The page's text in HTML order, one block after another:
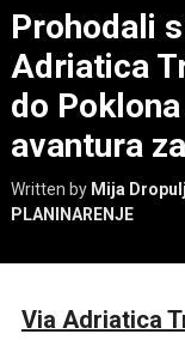
Prohodali
Adriatica
do
avantura
Written by Mija
PLANINARENJE
Via Adriatica